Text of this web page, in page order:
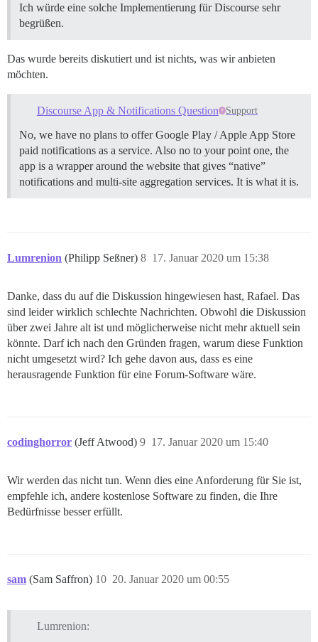
Ich würde eine solche Implementierung für Discourse sehr
begrüßen.
Das wurde bereits diskutiert und ist nichts, was wir anbieten
möchten.
Discourse App & Notifications Question Support
No, we have no plans to offer Google Play / Apple App Store
paid notifications as a service. Also no to your point one, the
app is a wrapper around the website that gives “native”
notifications and multi-site aggregation services. It is what it is.
Lumrenion (Philipp Seßner) 17. Januar 2020 um 15:38
8
Danke, dass du auf die Diskussion hingewiesen hast, Rafael. Das
sind leider wirklich schlechte Nachrichten. Obwohl die Diskussion
über zwei Jahre alt ist und möglicherweise nicht mehr aktuell sein
könnte. Darf ich nach den Gründen fragen, warum diese Funktion
nicht umgesetzt wird? Ich gehe davon aus, dass es eine
herausragende Funktion für eine Forum-Software wäre.
codinghorror (Jeff Atwood) 17. Januar 2020 um 15:40
9
Wir werden das nicht tun. Wenn dies eine Anforderung für Sie ist,
empfehle ich, andere kostenlose Software zu finden, die Ihre
Bedürfnisse besser erfüllt.
sam (Sam Saffron) 20. Januar 2020 um 00:55
10
Lumrenion: